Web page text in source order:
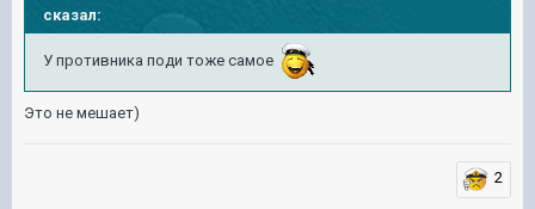
сказал:
У противника поди тоже самое
Это не мешает)
2